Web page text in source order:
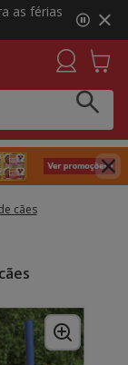
as férias
cães